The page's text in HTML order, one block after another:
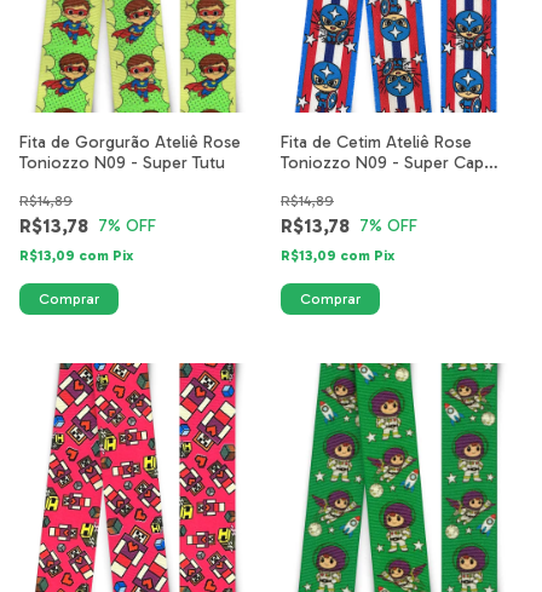
Fita de Gorgurão Ateliê Rose
Toniozzo N09 - Super Tutu
R$13,78
R$14,89
7% OFF
R$13,09 com Pix
Fita de Cetim Ateliê Rose
Toniozzo N09 - Super Cap
R$13,78
R$14,89
7% OFF
R$13,09 com Pix